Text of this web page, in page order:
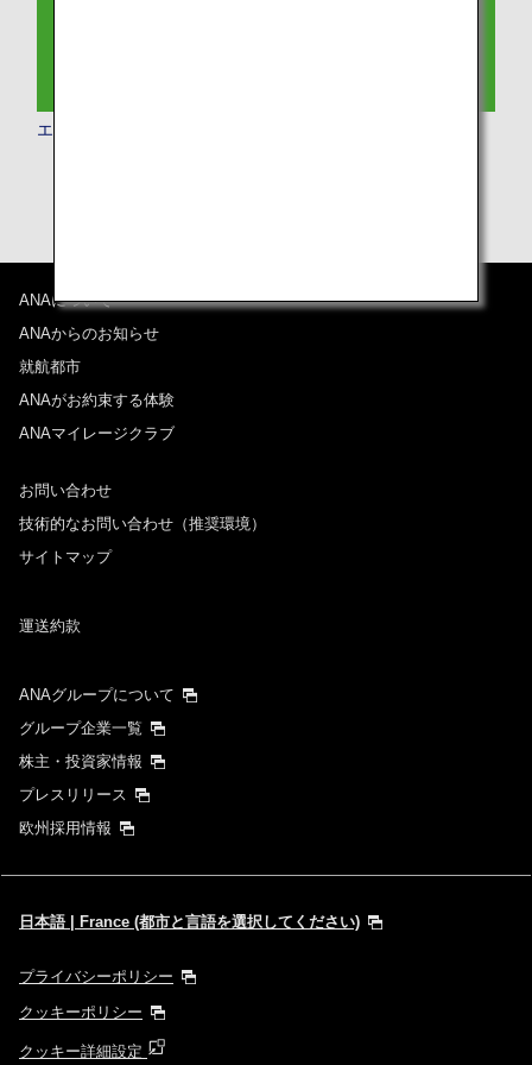
エコノミークラス
ANAについて
ANAからのお知らせ
就航都市
ANAがお約束する体験
ANAマイレージクラブ
お問い合わせ
技術的なお問い合わせ（推奨環境）
サイトマップ
運送約款
ANAグループについて
グループ企業一覧
株主・投資家情報
プレスリリース
欧州採用情報
日本語 | France (都市と言語を選択してください)
プライバシーポリシー
クッキーポリシー
クッキー詳細設定